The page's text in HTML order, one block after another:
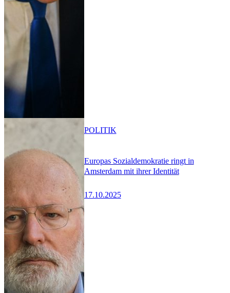
Europas Sozialdemokratie ringt in
Amsterdam mit ihrer Identität
17.10.2025
POLITIK